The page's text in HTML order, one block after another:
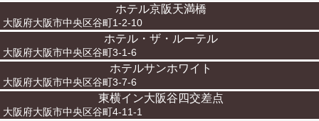
ホテル京阪天満橋
大阪府大阪市中央区谷町1-2-10
ホテル・ザ・ルーテル
大阪府大阪市中央区谷町3-1-6
ホテルサンホワイト
大阪府大阪市中央区谷町3-7-6
東横イン大阪谷四交差点
大阪府大阪市中央区谷町4-11-1